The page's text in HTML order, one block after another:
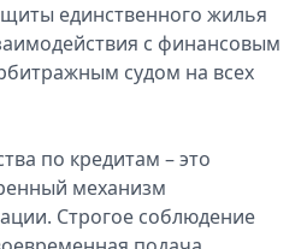
единственного жилья
с финансовым
судом на всех
по кредитам – это
механизм
Строгое соблюдение